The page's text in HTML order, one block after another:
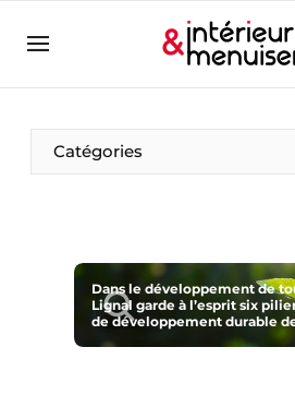
Contact
Contact
Emploi
Enregistrer une offre
Catégories
Dans le développement de
Lignal garde à l’esprit six
de développement durable de